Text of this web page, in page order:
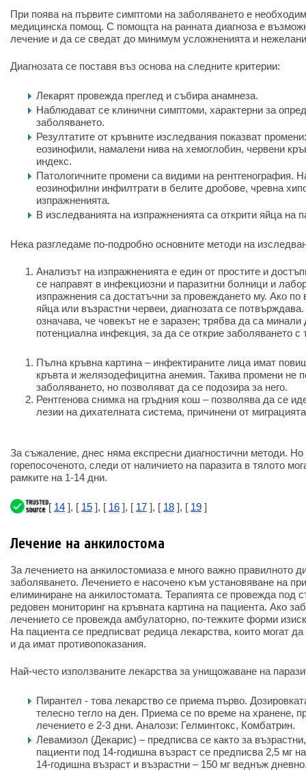
При поява на първите симптоми на заболяването е
медицинска помощ. С помощта на ранната диагноза е
лечение и да се сведат до минимум усложненията и
Диагнозата се поставя въз основа на следните критерии:
Лекарят провежда преглед и събира анамнеза.
Наблюдават се клинични симптоми, характерни за
заболяването.
Резултатите от кръвните изследвания показват
еозинофили, намалени нива на хемоглобин, червени
индекс.
Патологичните промени са видими на рентгенография.
еозинофилни инфилтрати в белите дробове, чревна
изпражненията.
В изследванията на изпражненията са открити яйца на
Нека разгледаме по-подробно основните методи на
Анализът на изпражненията е един от простите и
се направят в инфекциозни и паразитни болници и
изпражнения са достатъчни за провеждането му. Ако по
яйца или възрастни червеи, диагнозата се
означава, че човекът не е заразен; трябва да са
потенциална инфекция, за да се открие заболяването с
Пълна кръвна картина – инфектираните лица имат
кръвта и желязодефицитна анемия. Такива промени не
заболяването, но позволяват да се подозира за него.
Рентгенова снимка на гръдния кош – позволява да се
лезии на дихателната система, причинени от
За съжаление, днес няма експресни диагностични методи.
горепосоченото, следи от наличието на паразита в тялото
рамките на 1-14 дни.
[ 14 ], [ 15 ], [ 16 ], [ 17 ], [ 18 ], [ 19 ]
Лечение на анкилостома
За лечението на анкилостомиаза е много важно правилното
заболяването. Лечението е насочено към установяване на
елиминиране на анкилостомата. Терапията се провежда под
редовен мониторинг на кръвната картина на пациента. Ако
лечението се провежда амбулаторно, по-тежките форми
На пациента се предписват редица лекарства, които могат
и да имат противопоказания.
Най-често използваните лекарства за унищожаване на
Пирантел - това лекарство се приема първо.
телесно тегло на ден. Приема се по време на хранене,
лечението е 2-3 дни. Аналози: Гелминтокс, Комбатрин.
Левамизол (Декарис) – предписва се както за
пациенти под 14-годишна възраст се предписва 2,5 мг
14-годишна възраст и възрастни – 150 мг веднъж